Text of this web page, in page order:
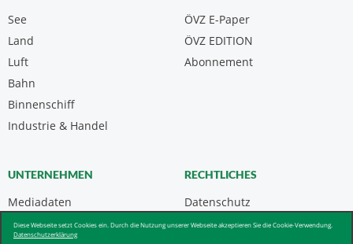
Diese Webseite setzt Cookies ein. Durch die Nutzung unserer Webseite akzeptieren Sie die Cookie-Verwendung.
Datenschutzerklärung
See
Land
Luft
Bahn
Binnenschiff
Industrie & Handel
ÖVZ E-Paper
Abonnement
ÖVZ EDITION
UNTERNEHMEN
Mediadaten
Kontakt
RECHTLICHES
Datenschutz
Impressum